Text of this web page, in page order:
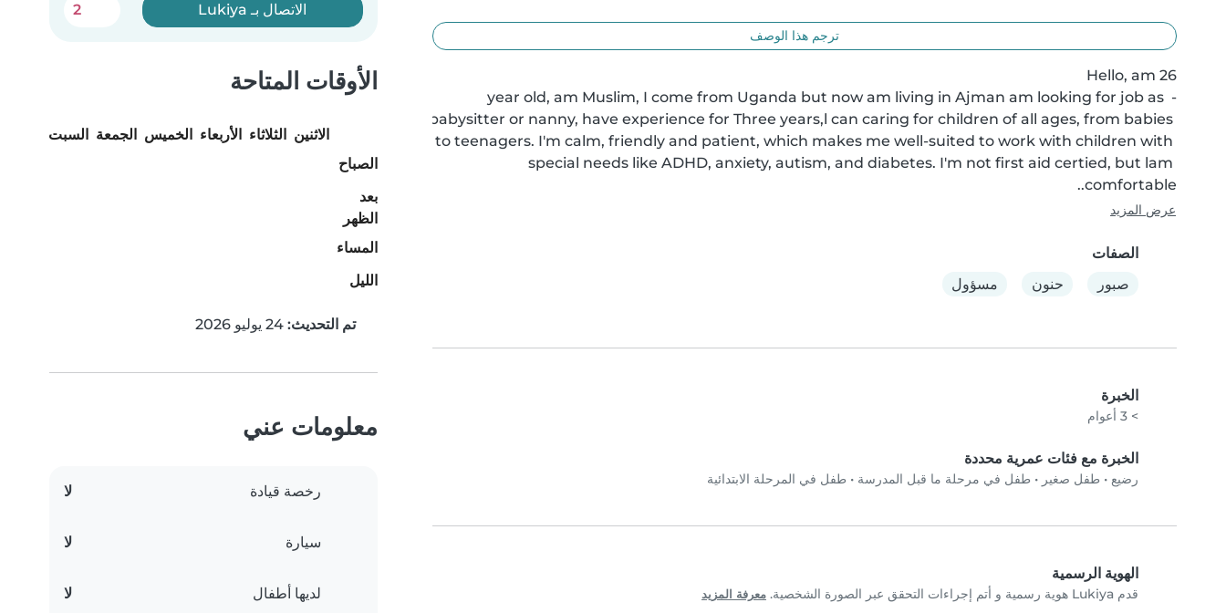
ترجم هذا الوصف
- year old, am Muslim, I come from Uganda but now am living in Ajman am looking for job as
babysitter or nanny, have experience for Three years,l can caring for children of all ages, from babies
to teenagers. I'm calm, friendly and patient, which makes me well-suited to work with children with
special needs like ADHD, anxiety, autism, and diabetes. I'm not first aid certied, but lam
comfortable..
عرض المزيد
الصفات
صبور
حنون مسؤول
الخبرة
> 3 أعوام
الخبرة مع فئات عمرية محددة
رضيع • طفل صغير • طفل في مرحلة ما قبل المدرسة • طفل في المرحلة الابتدائية
الهوية الرسمية
قدم Lukiya هوية رسمية و أتم إجراءات التحقق عبر الصورة الشخصية. معرفة المزيد
الاتصال بـ Lukiya 2
الأوقات المتاحة
الاثنين الثلاثاء الأربعاء الخميس الجمعة السبت
الصباح
بعد
الظهر
المساء
الليل
تم التحديث:
معلومات عني
رخصة قيادة لا
سيارة لا
لديها أطفال لا